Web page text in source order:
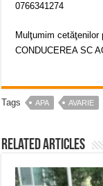
0766341274
Mulţumim cetăţenilor
CONDUCEREA SC
Tags APA AVARIE
Related Articles